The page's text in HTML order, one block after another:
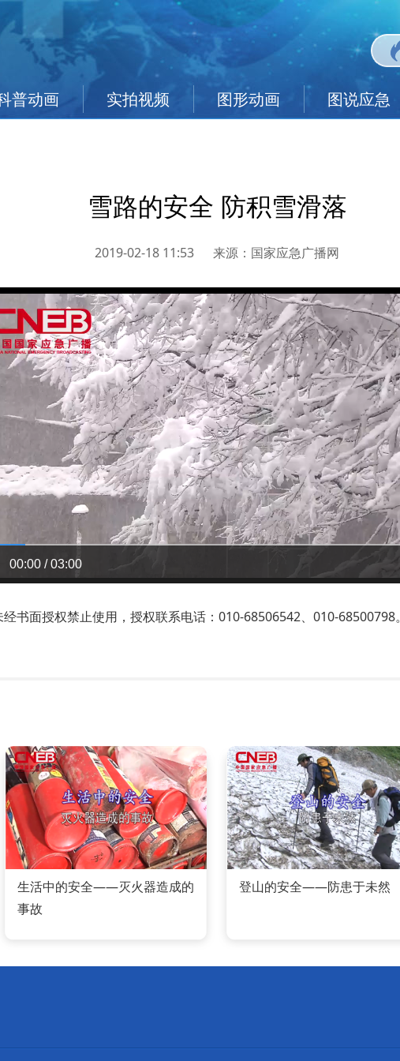
普动画 实拍视频 图形动画 图说应急
雪路的安全 防积雪滑落
2019-02-18 11:53 来源： 国家应急广播网
00:00 / 03:00
书面授权禁止使用，授权联系电话：010-68506542、010-68500798。
生活中的安全——灭火器造成的
事故
登山的安全——防患于未然